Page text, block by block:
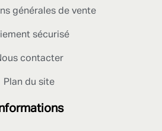
générales de vente
sécurisé
contacter
Plan du site